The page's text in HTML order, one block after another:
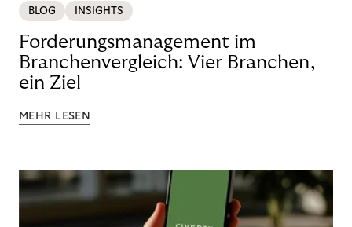
BLOG INSIGHTS
Forderungsmanagement im
Branchenvergleich: Vier Branchen,
ein Ziel
MEHR LESEN